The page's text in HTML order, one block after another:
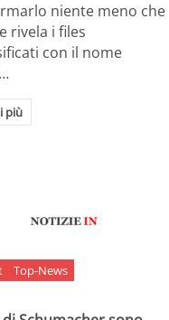
niente meno che
rivela i files
con il nome
più
Top-News